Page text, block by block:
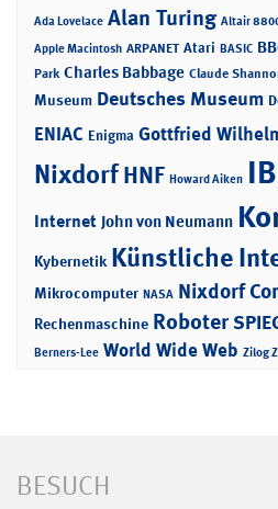
Ada Lovelace Alan Turing Altair
Apple Macintosh ARPANET Atari BASIC
Park Charles Babbage Claude
Museum Deutsches Museum
ENIAC Enigma Gottfried
NixdorfHNF Howard Aiken
Internet John von Neumann
Kybernetik Künstliche
Mikrocomputer NASA Nixdorf
Rechenmaschine Roboter
Berners-Lee World Wide Web Zilog
BESUCH